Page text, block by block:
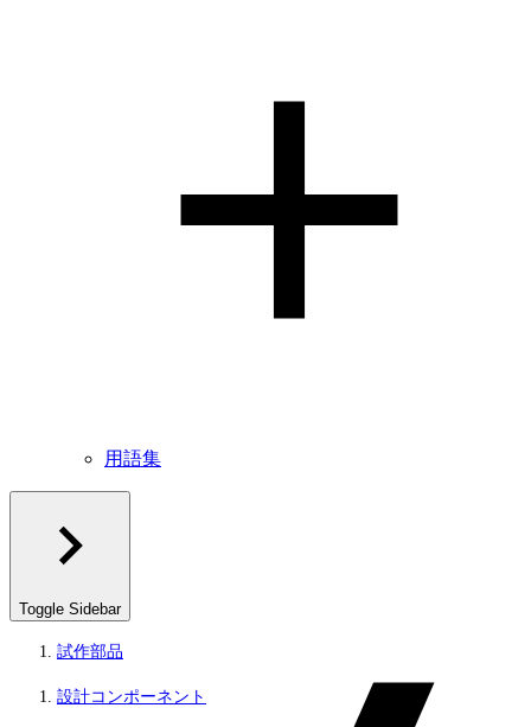
用語集
Toggle Sidebar
試作部品
設計コンポーネント